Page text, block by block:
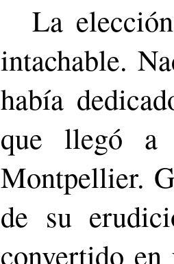
La
intachable.
había
que llegó a
Montpellier.
de su
convertido